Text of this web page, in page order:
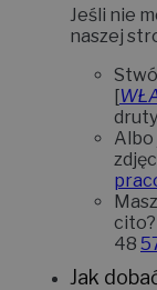
Jeśli nie
naszej
[
Albo
cito?
48
Jak